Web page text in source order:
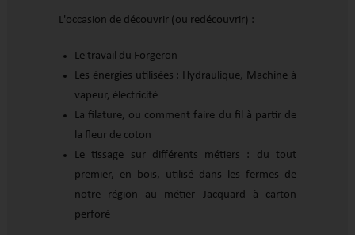
L'occasion de découvrir (ou redécouvrir) :
Le travail du Forgeron
Les énergies utilisées : Hydraulique, Machine à
vapeur, électricité
La filature, ou comment faire du fil à partir de
la fleur de coton
Le tissage sur différents métiers : du tout
premier, en bois, utilisé dans les fermes de
notre région au métier Jacquard à carton
perforé